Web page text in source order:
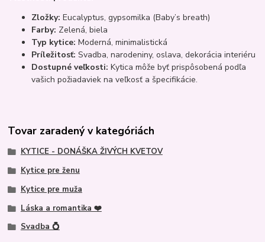
Zložky: Eucalyptus, gypsomilka (Baby’s breath)
Farby: Zelená, biela
Typ kytice: Moderná, minimalistická
Príležitosť: Svadba, narodeniny, oslava, dekorácia interiéru
Dostupné veľkosti: Kytica môže byť prispôsobená podľa
vašich požiadaviek na veľkosť a špecifikácie.
Tovar zaradený v kategóriách
KYTICE - DONÁŠKA ŽIVÝCH KVETOV
Kytice pre ženu
Kytice pre muža
Láska a romantika ❤️
Svadba 💍